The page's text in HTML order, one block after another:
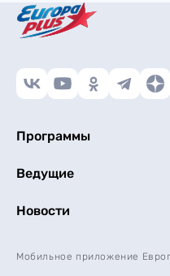
Программы
Ведущие
Новости
Мобильное приложение